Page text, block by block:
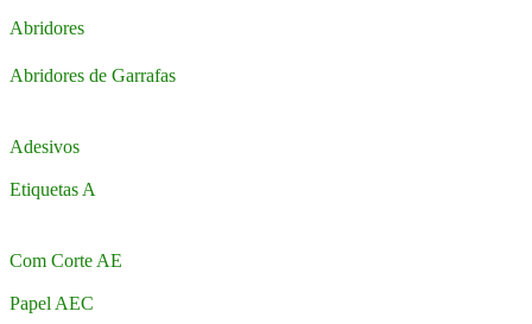
Abridores
Abridores de Garrafas
Adesivos
Etiquetas A
Com Corte AE
Papel AEC